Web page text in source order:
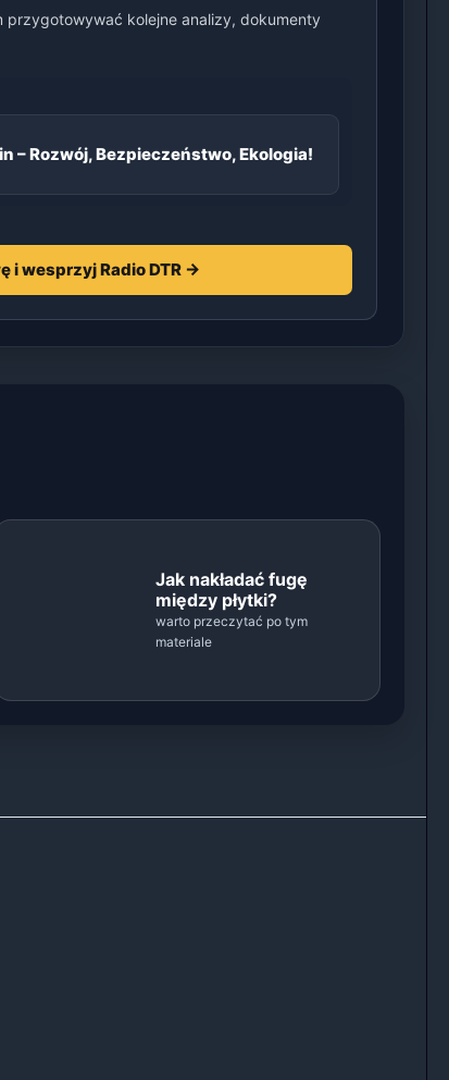
przygotowywać kolejne analizy, dokumenty
– Rozwój, Bezpieczeństwo, Ekologia!
i wesprzyj Radio DTR →
Jak nakładać fugę
między płytki?
warto przeczytać po tym
materiale